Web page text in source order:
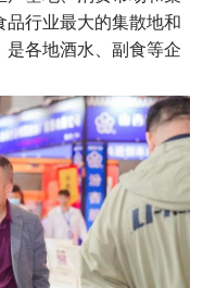
行业最大的集散地和
各地酒水、副食等企